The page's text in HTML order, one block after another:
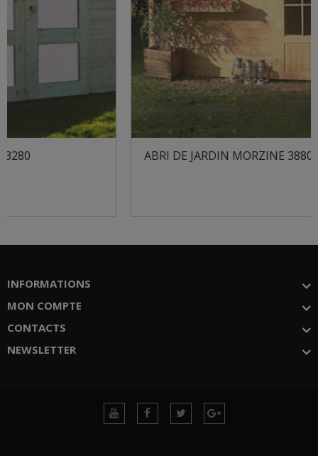
ABRI DE JARDIN MORZINE 3880X3280
INFORMATIONS
MON COMPTE
CONTACTS
NEWSLETTER